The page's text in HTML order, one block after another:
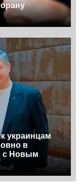
украинцам
в
с Новым